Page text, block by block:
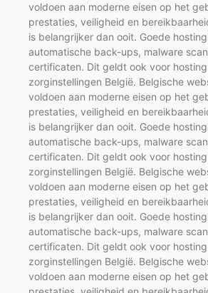
voldoen aan moderne eisen op het
prestaties, veiligheid en
is belangrijker dan ooit. Goede
automatische back-ups, malware
certificaten. Dit geldt ook voor
zorginstellingen België. Belgische
voldoen aan moderne eisen op het
prestaties, veiligheid en
is belangrijker dan ooit. Goede
automatische back-ups, malware
certificaten. Dit geldt ook voor
zorginstellingen België. Belgische
voldoen aan moderne eisen op het
prestaties, veiligheid en
is belangrijker dan ooit. Goede
automatische back-ups, malware
certificaten. Dit geldt ook voor
zorginstellingen België. Belgische
voldoen aan moderne eisen op het